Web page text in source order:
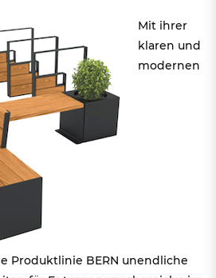
Mit ihrer
klaren und
modernen
Produktlinie BERN unendliche